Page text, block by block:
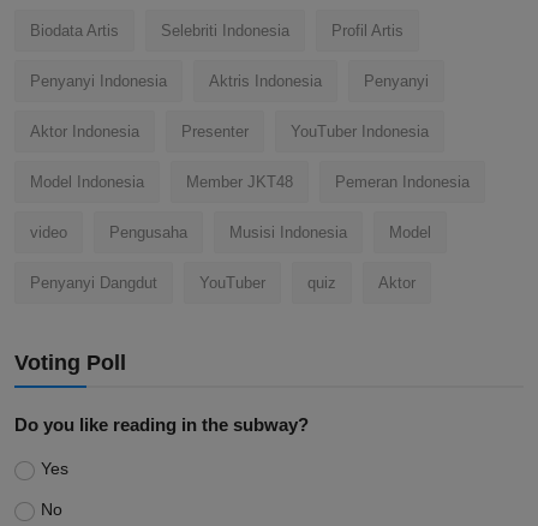
Biodata Artis Selebriti Indonesia Profil Artis
Penyanyi Indonesia Aktris Indonesia Penyanyi
Aktor Indonesia Presenter YouTuber Indonesia
Model Indonesia Member JKT48 Pemeran Indonesia
video Pengusaha Musisi Indonesia Model
Penyanyi Dangdut YouTuber quiz Aktor
Voting Poll
Do you like reading in the subway?
Yes
No